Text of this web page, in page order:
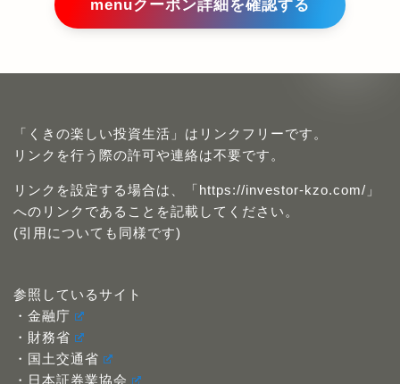
へのリンクであることを記載してください。
(引用についても同様です)
参照しているサイト
・金融庁
・国土交通省
・日本証券業協会
・証券取引等監視委員会
・金融研究センター
・投資不動産流通協会